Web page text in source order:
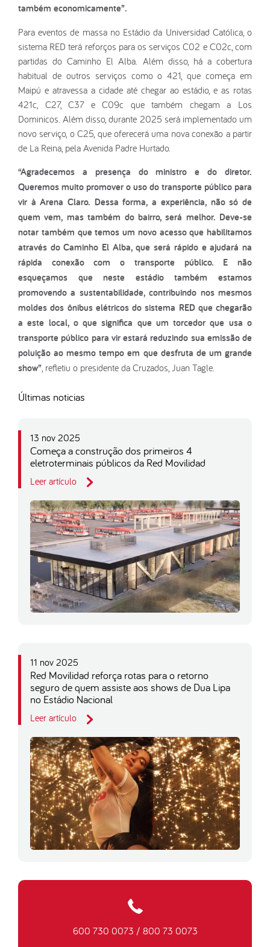
também economicamente”.
Para eventos de massa no Estádio da Universidad Católica, o
sistema RED terá reforços para os serviços C02 e C02c, com
partidas do Caminho El Alba. Além disso, há a cobertura
habitual de outros serviços como o 421, que começa em
Maipú e atravessa a cidade até chegar ao estádio, e as rotas
421c, C27, C37 e C09c que também chegam a Los
Dominicos. Além disso, durante 2025 será implementado um
novo serviço, o C25, que oferecerá uma nova conexão a partir
de La Reina, pela Avenida Padre Hurtado.
“Agradecemos a presença do ministro e do diretor.
Queremos muito promover o uso do transporte público para
vir à Arena Claro. Dessa forma, a experiência, não só de
quem vem, mas também do bairro, será melhor. Deve-se
notar também que temos um novo acesso que habilitamos
através do Caminho El Alba, que será rápido e ajudará na
rápida conexão com o transporte público. E não
esqueçamos que neste estádio também estamos
promovendo a sustentabilidade, contribuindo nos mesmos
moldes dos ônibus elétricos do sistema RED que chegarão
a este local, o que significa que um torcedor que usa o
transporte público para vir estará reduzindo sua emissão de
poluição ao mesmo tempo em que desfruta de um grande
show” , refletiu o presidente da Cruzados, Juan Tagle.
Últimas noticias
13 nov 2025
Começa a construção dos primeiros 4
eletroterminais públicos da Red Movilidad
Leer artículo
11 nov 2025
Red Movilidad reforça rotas para o retorno
seguro de quem assiste aos shows de Dua Lipa
no Estádio Nacional
Leer artículo
600 730 0073 / 800 73 0073